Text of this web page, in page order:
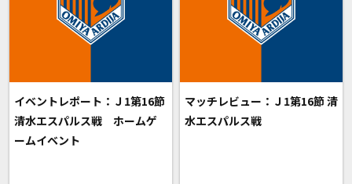
イベントレポート：Ｊ1第16節
清水エスパルス戦 ホームゲ
ームイベント
マッチレビュー：Ｊ1第16節 清
水エスパルス戦